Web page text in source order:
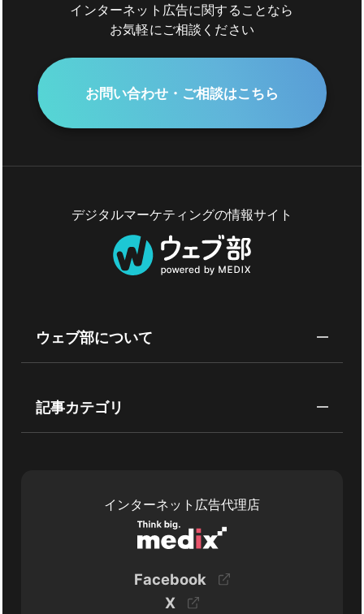
インターネット広告に関することなら
お気軽にご相談ください
お問い合わせ・ご相談はこちら
デジタルマーケティングの情報サイト
ウェブ部について
記事カテゴリ
インターネット広告代理店
Facebook
X